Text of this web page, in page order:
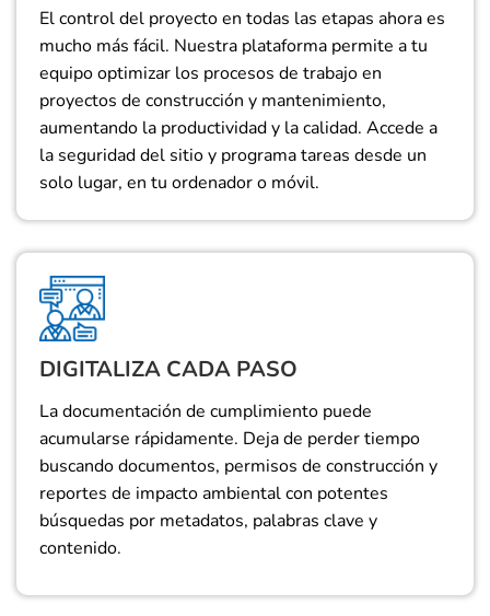
El control del proyecto en todas las etapas ahora es
mucho más fácil. Nuestra plataforma permite a tu
equipo optimizar los procesos de trabajo en
proyectos de construcción y mantenimiento,
aumentando la productividad y la calidad. Accede a
la seguridad del sitio y programa tareas desde un
solo lugar, en tu ordenador o móvil.
DIGITALIZA CADA PASO
La documentación de cumplimiento puede
acumularse rápidamente. Deja de perder tiempo
buscando documentos, permisos de construcción y
reportes de impacto ambiental con potentes
búsquedas por metadatos, palabras clave y
contenido.